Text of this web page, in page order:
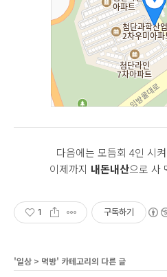
다음에는 모듬회 4인 시
이제까지 내돈내산으로 사
1 구독하기
'일상 > 먹방' 카테고리의 다른 글